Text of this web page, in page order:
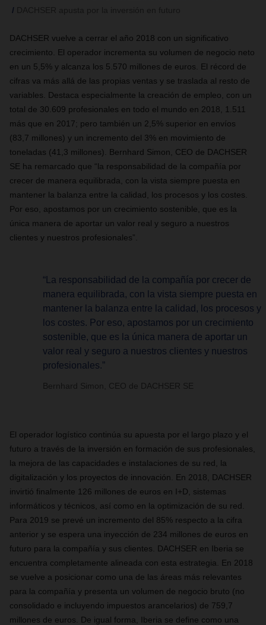
DACHSER vuelve a cerrar el año 2018 con un significativo
crecimiento. El operador incrementa su volumen de negocio neto
en un 5,5% y alcanza los 5.570 millones de euros. El récord de
cifras va más allá de las propias ventas y se traslada al resto de
variables. Destaca especialmente la creación de empleo, con un
total de 30.609 profesionales en todo el mundo en 2018, 1.511
más que en 2017; pero también un 2,5% superior en envíos
(83,7 millones) y un incremento del 3% en movimiento de
toneladas (41,3 millones). Bernhard Simon, CEO de DACHSER
SE ha remarcado que “la responsabilidad de la compañía por
crecer de manera equilibrada, con la vista siempre puesta en
mantener la balanza entre la calidad, los procesos y los costes.
Por eso, apostamos por un crecimiento sostenible, que es la
única manera de aportar un valor real y seguro a nuestros
clientes y nuestros profesionales”.
“La responsabilidad de la compañía por crecer de
manera equilibrada, con la vista siempre puesta en
mantener la balanza entre la calidad, los procesos y
los costes. Por eso, apostamos por un crecimiento
sostenible, que es la única manera de aportar un
valor real y seguro a nuestros clientes y nuestros
profesionales.”
Bernhard Simon, CEO de DACHSER SE
El operador logístico continúa su apuesta por el largo plazo y el
futuro a través de la inversión en formación de sus profesionales,
la mejora de las capacidades e instalaciones de su red, la
digitalización y los proyectos de innovación. En 2018, DACHSER
invirtió finalmente 126 millones de euros en I+D, sistemas
informáticos y técnicos, así como en la optimización de su red.
Para 2019 se prevé un incremento del 85% respecto a la cifra
anterior y se espera una inyección de 234 millones de euros en
futuro para la compañía y sus clientes. DACHSER en Iberia se
encuentra completamente alineada con esta estrategia. En 2018
se vuelve a posicionar como una de las áreas más relevantes
para la compañía y presenta un volumen de negocio bruto (no
consolidado e incluyendo impuestos arancelarios) de 759,7
millones de euros. De igual forma, Iberia se define como una